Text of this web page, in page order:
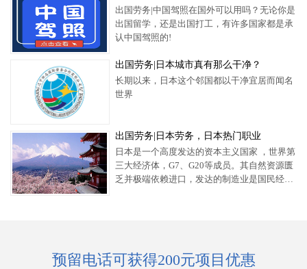
出国劳务|中国驾照在国外可以用吗？无论你是
出国留学，还是出国打工，有许多国家都是承
认中国驾照的!
出国劳务|日本城市真有那么干净？
长期以来，日本这个邻国都以干净宜居而闻名
世界
出国劳务|日本劳务，日本热门职业
日本是一个高度发达的资本主义国家 ，世界第
三大经济体，G7、G20等成员。其自然资源匮
乏并极端依赖进口，发达的制造业是国民经济
预留电话可获得200元项目优惠